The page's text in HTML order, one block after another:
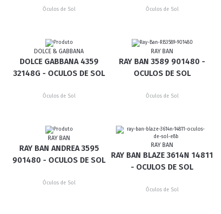
Óculos de Sol Óculos de Sol
DOLCE & GABBANA
DOLCE GABBANA 4359
32148G - OCULOS DE SOL
Óculos de Sol
RAY BAN
RAY BAN 3589 901480 -
OCULOS DE SOL
Óculos de Sol
RAY BAN
RAY BAN ANDREA 3595
901480 - OCULOS DE SOL
Óculos de Sol
RAY BAN
RAY BAN BLAZE 3614N 14811
- OCULOS DE SOL
Óculos de Sol